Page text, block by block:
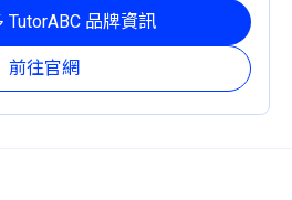
前往官網
TutorABC 品牌資訊